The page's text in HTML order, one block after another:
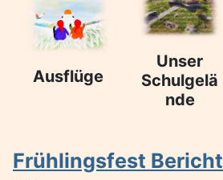
Ausflüge
Unser
Schulgelä
nde
Frühlingsfest Bericht